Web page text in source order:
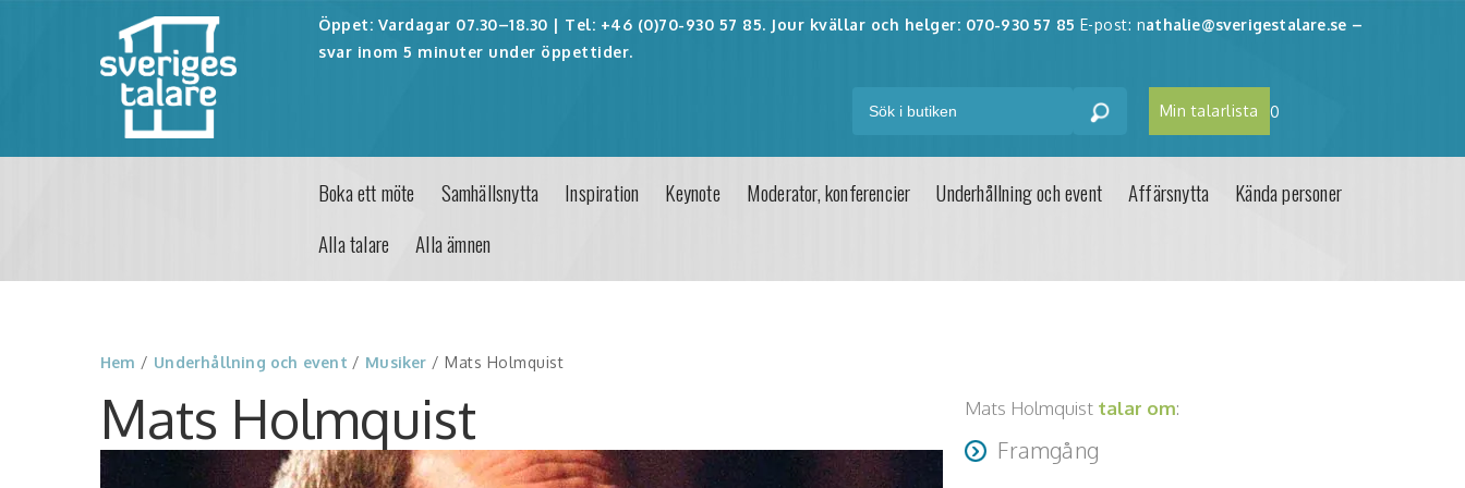
Öppet: Vardagar 07.30–18.30 | Tel: +46 (0)70-930 57 85. Jour kvällar och helger: 070-930 57 85 E-post: nathalie@sverigestalare.se –
svar inom 5 minuter under öppettider.
Min talarlista 0
Boka ett möte Samhällsnytta Inspiration Keynote Moderator, konferencier Underhållning och event Affärsnytta
Kända personer
Alla talare
Alla ämnen
Hem / Underhållning och event / Musiker / Mats Holmquist
Mats Holmquist Mats Holmquist talar om:
Framgång